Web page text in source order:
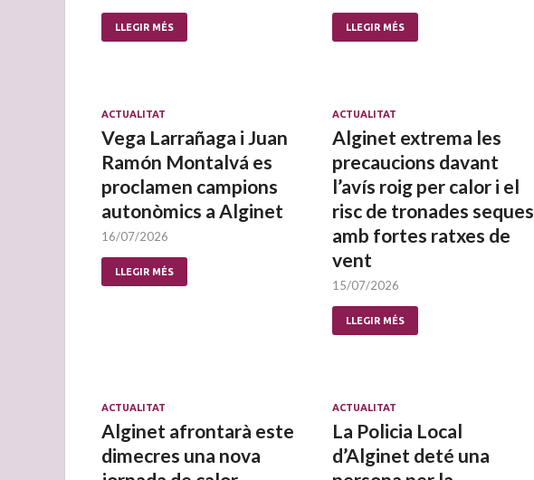
LLEGIR MÉS LLEGIR MÉS
ACTUALITAT
Vega Larrañaga i Juan
Ramón Montalvá es
proclamen campions
autonòmics a Alginet
16/07/2026
LLEGIR MÉS
ACTUALITAT
Alginet extrema les
precaucions davant
l’avís roig per calor i el
risc de tronades seques
amb fortes ratxes de
vent
15/07/2026
LLEGIR MÉS
ACTUALITAT
Alginet afrontarà este
dimecres una nova
ACTUALITAT
La Policia Local
d’Alginet deté una